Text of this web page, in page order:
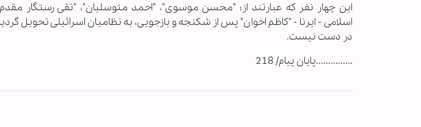
این چهار نفر که عبارتند از؛ "محسن موسوی"، "احمد متوسلیان"، "تقی رستگار
اسلامی - ایرنا - "کاظم اخوان" پس از شکنجه و بازجویی، به نظامیان اسرائیلی تحویل
در دست نیست.
...............پایان پیام/ 218